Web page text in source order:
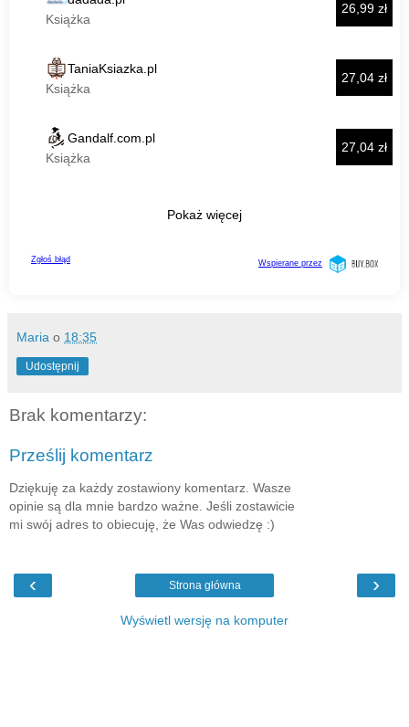
Maria o 18:35
Udostępnij
Brak komentarzy:
Prześlij komentarz
Dziękuję za każdy zostawiony komentarz. Wasze
opinie są dla mnie bardzo ważne. Jeśli zostawicie
mi swój adres to obiecuję, że Was odwiedzę :)
‹ ›
Strona główna
Wyświetl wersję na komputer